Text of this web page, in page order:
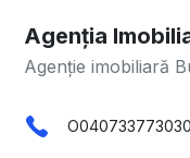
Agenția
Agenție imobiliară
O040733773030